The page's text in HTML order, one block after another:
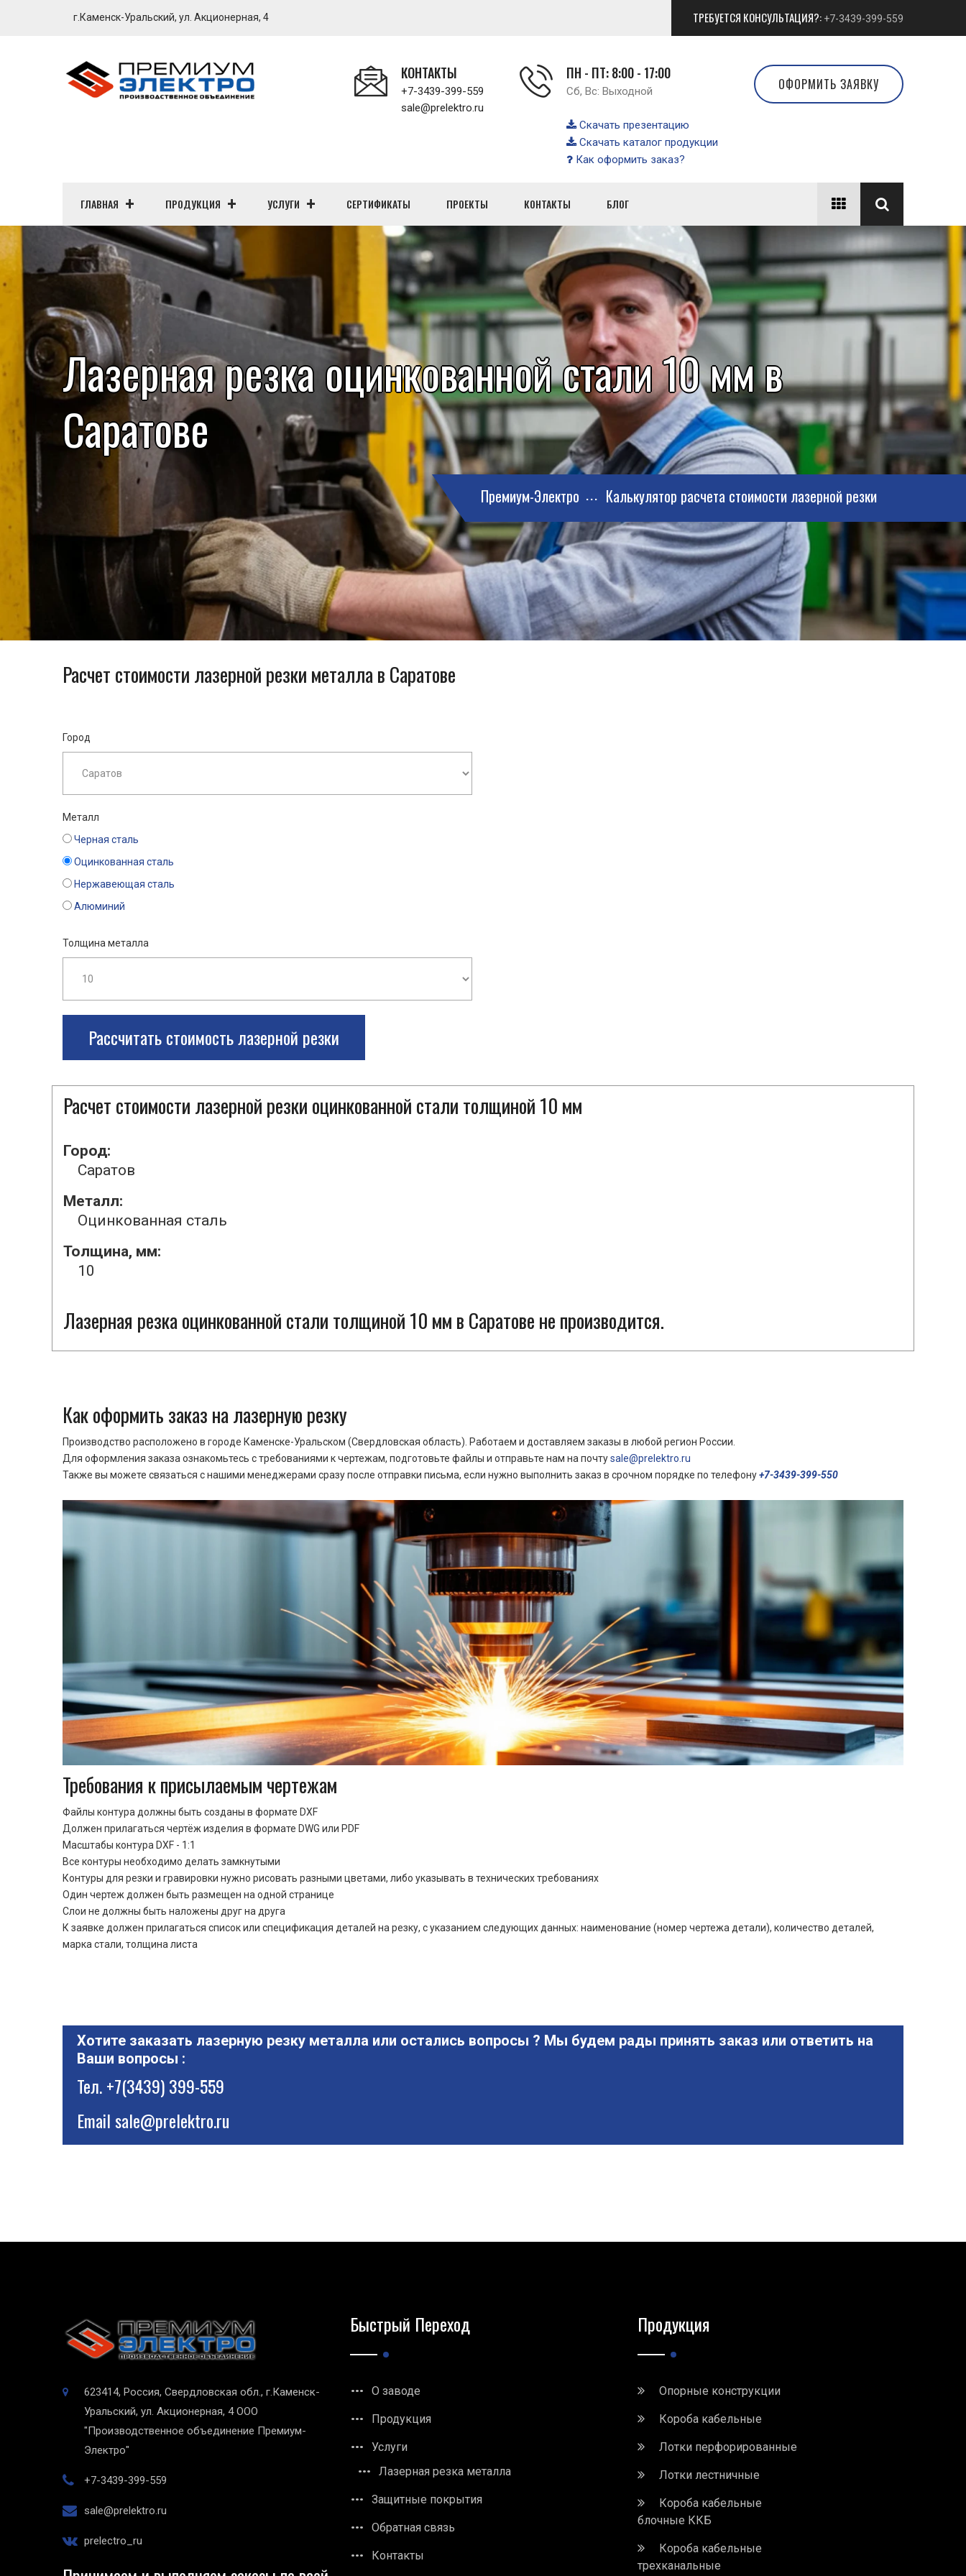
г.Каменск-Уральский, ул. Акционерная, 4 ТРЕБУЕТСЯ КОНСУЛЬТАЦИЯ?: +7-3439-399-559
КОНТАКТЫ
+7-3439-399-559
sale@prelektro.ru
ПН - ПТ: 8:00 - 17:00
Сб, Вс: Выходной
Скачать презентацию
Скачать каталог продукции
Как оформить заказ?
ОФОРМИТЬ ЗАЯВКУ
ГЛАВНАЯ ПРОДУКЦИЯ УСЛУГИ СЕРТИФИКАТЫ ПРОЕКТЫ КОНТАКТЫ БЛОГ
Лазерная резка оцинкованной стали 10 мм в
Саратове
Премиум-Электро Калькулятор расчета стоимости лазерной резки
Расчет стоимости лазерной резки металла в Саратове
Город
Металл
Черная сталь
Оцинкованная сталь
Нержавеющая сталь
Алюминий
Толщина металла
Рассчитать стоимость лазерной резки
Расчет стоимости лазерной резки оцинкованной стали толщиной 10 мм
Город:
Саратов
Металл:
Оцинкованная сталь
Толщина, мм:
10
Лазерная резка оцинкованной стали толщиной 10 мм в Саратове не производится.
Как оформить заказ на лазерную резку
Производство расположено в городе Каменске-Уральском (Свердловская область). Работаем и доставляем заказы в любой регион России.
Для оформления заказа ознакомьтесь с требованиями к чертежам, подготовьте файлы и отправьте нам на почтуsale@prelektro.ru
Также вы можете связаться с нашими менеджерами сразу после отправки письма, если нужно выполнить заказ в срочном порядке по телефону+7-3439-399-550
Требования к присылаемым чертежам
Файлы контура должны быть созданы в формате DXF
Должен прилагаться чертёж изделия в формате DWG или PDF
Масштабы контура DXF - 1:1
Все контуры необходимо делать замкнутыми
Контуры для резки и гравировки нужно рисовать разными цветами, либо указывать в технических требованиях
Один чертеж должен быть размещен на одной странице
Cлои не должны быть наложены друг на друга
К заявке должен прилагаться список или спецификация деталей на резку, с указанием следующих данных: наименование (номер чертежа детали), количество деталей,
марка стали, толщина листа
Хотите заказать лазерную резку металла или остались вопросы ? Мы будем рады принять заказ или ответить на
Ваши вопросы :
Тел.+7(3439) 399-559
Emailsale@prelektro.ru
623414, Россия, Свердловская обл., г.Каменск-
Уральский, ул. Акционерная, 4 ООО
"Производственное объединение Премиум-
Электро"
+7-3439-399-559
sale@prelektro.ru
prelectro_ru
Быстрый Переход
О заводе
Продукция
Услуги
Лазерная резка металла
Защитные покрытия
Обратная связь
Контакты
Продукция
Опорные конструкции
Короба кабельные
Лотки перфорированные
Лотки лестничные
Короба кабельные
блочные ККБ
Короба кабельные
трехканальные